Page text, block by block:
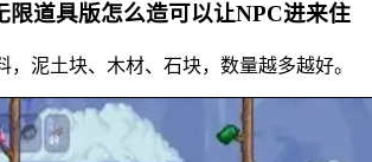
限道具版怎么造可以让NPC进来住
，泥土块、木材、石块，数量越多越好。